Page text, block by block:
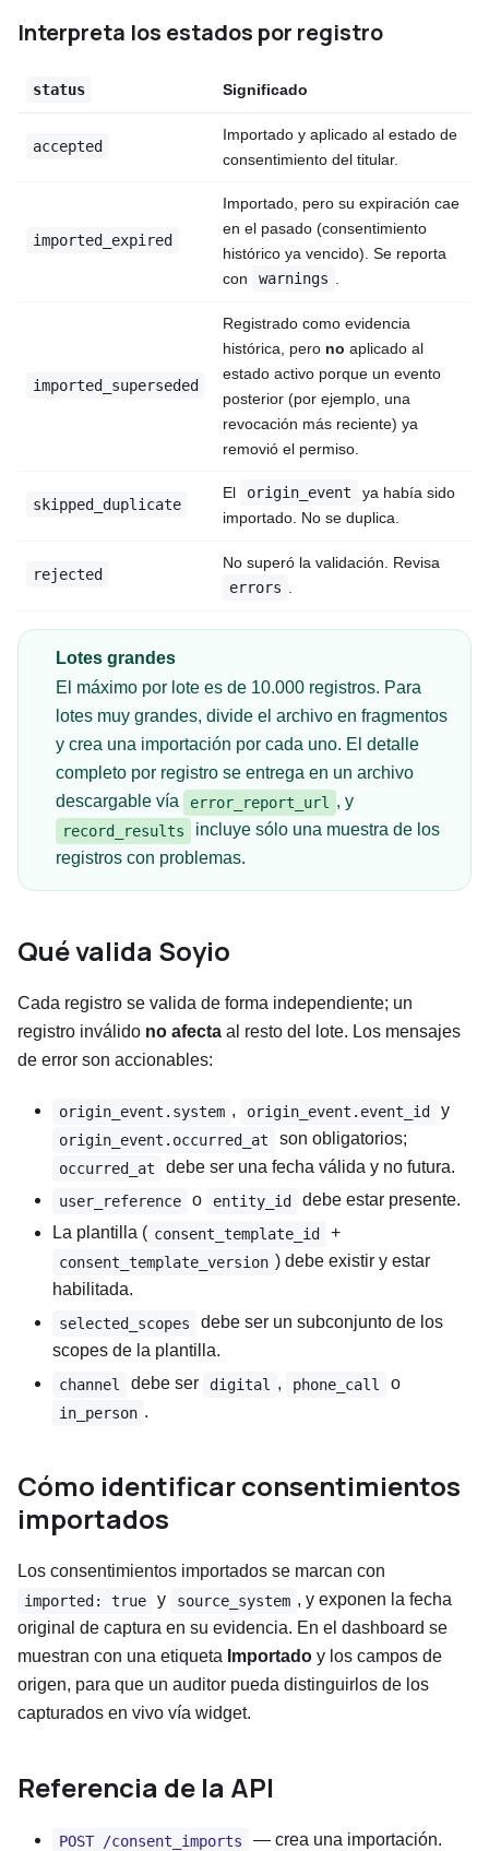
Interpreta los estados por registro
status Significado
accepted
Importado y aplicado al estado de
consentimiento del titular.
imported_expired
Importado, pero su expiración cae
en el pasado (consentimiento
histórico ya vencido). Se reporta
con
warnings
imported_superseded
Registrado como evidencia
histórica, pero no aplicado al
estado activo porque un evento
posterior (por ejemplo, una
revocación más reciente) ya
removió el permiso.
skipped_duplicate
El origin_event
ya había sido
importado. No se duplica.
rejected
No superó la validación. Revisa
errors
Lotes grandes
El máximo por lote es de 10.000 registros. Para
lotes muy grandes, divide el archivo en fragmentos
y crea una importación por cada uno. El detalle
completo por registro se entrega en un archivo
descargable vía
error_report_url , y
record_results
incluye sólo una muestra de los
registros con problemas.
Qué valida Soyio
Cada registro se valida de forma independiente; un
registro inválido no afecta al resto del lote. Los mensajes
de error son accionables:
origin_event.system , origin_event.event_id y
origin_event.occurred_at son obligatorios;
occurred_at debe ser una fecha válida y no futura.
user_reference o entity_id
debe estar presente.
La plantilla ( consent_template_id +
consent_template_version ) debe existir y estar
habilitada.
selected_scopes
debe ser un subconjunto de los
scopes de la plantilla.
channel debe ser digital , phone_call o
in_person .
Cómo identificar consentimientos
importados
Los consentimientos importados se marcan con
imported: true y source_system , y exponen la fecha
original de captura en su evidencia. En el dashboard se
muestran con una etiqueta Importado y los campos de
origen, para que un auditor pueda distinguirlos de los
capturados en vivo vía widget.
Referencia de la API
POST /consent_imports — crea una importación.